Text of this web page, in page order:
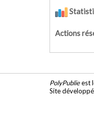
Actions
PolyPublieest
Site